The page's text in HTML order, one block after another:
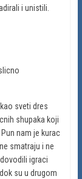
i unistili.
sveti dres
shupaka koji
nam je kurac
smatraju i ne
igraci
su u drugom